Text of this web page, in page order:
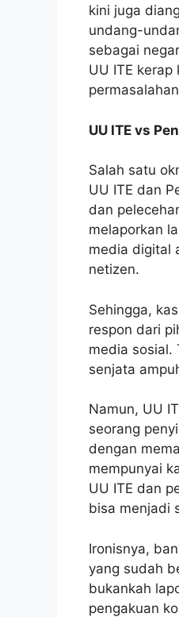
kini juga
undang-
sebagai
UU ITE
UU ITE vs
Salah satu
UU ITE dan
dan
melaporkan
media digital
netizen.
Sehingga,
respon dari
media sosial.
senjata
Namun, UU
seorang
dengan
mempunyai
UU ITE dan
bisa menjadi
Ironisnya,
yang sudah
bukankah
pengakuan